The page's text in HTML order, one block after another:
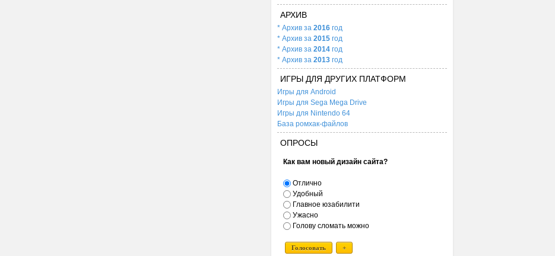
АРХИВ
* Архив за 2016 год
* Архив за 2015 год
* Архив за 2014 год
* Архив за 2013 год
ИГРЫ ДЛЯ ДРУГИХ ПЛАТФОРМ
Игры для Android
Игры для Sega Mega Drive
Игры для Nintendo 64
База ромхак-файлов
ОПРОСЫ
Как вам новый дизайн сайта?
Отлично
Удобный
Главное юзабилити
Ужасно
Голову сломать можно
Голосовать +